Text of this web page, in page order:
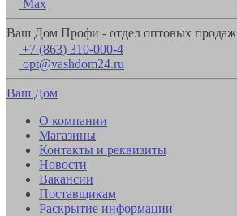
Max
Ваш Дом Профи - отдел оптовых продаж
+7 (863) 310-000-4
opt@vashdom24.ru
Ваш Дом
О компании
Магазины
Контакты и реквизиты
Новости
Вакансии
Поставщикам
Раскрытие информации